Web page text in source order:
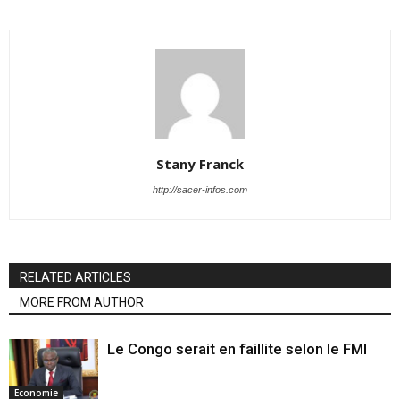
Stany Franck
http://sacer-infos.com
RELATED ARTICLES
MORE FROM AUTHOR
Economie
Le Congo serait en faillite selon le FMI